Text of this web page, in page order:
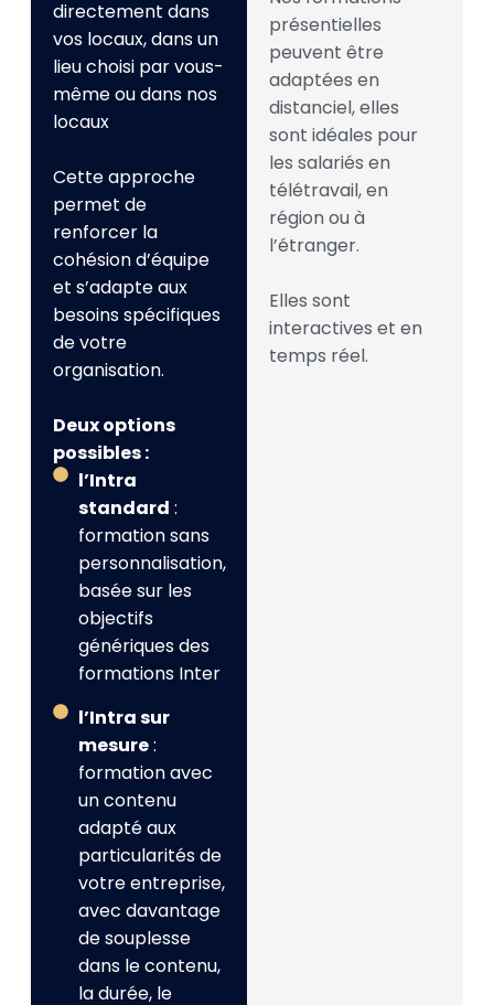
directement dans
vos locaux, dans un
lieu choisi par vous-
même ou dans nos
locaux
Cette approche
permet de
renforcer la
cohésion d’équipe
et s’adapte aux
besoins spécifiques
de votre
organisation.
Deux options
possibles :
l’Intra
standard :
formation sans
personnalisation,
basée sur les
objectifs
génériques des
formations Inter
l’Intra sur
mesure:
formation avec
un contenu
adapté aux
particularités de
votre entreprise,
avec davantage
de souplesse
dans le contenu,
la durée, le
présentielles
peuvent être
adaptées en
distanciel, elles
sont idéales pour
les salariés en
télétravail, en
région ou à
l’étranger.
Elles sont
interactives et en
temps réel.